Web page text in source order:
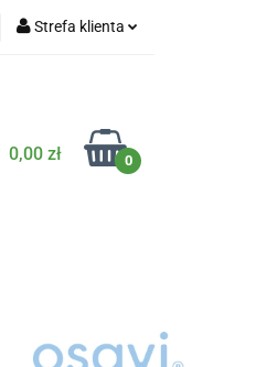
Strefa klienta
Dodaj zgłoszenie
0,00 zł 0